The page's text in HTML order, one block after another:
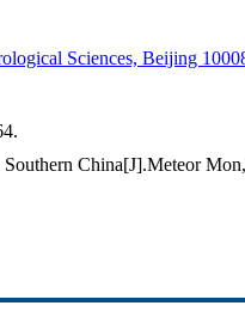
Sciences, Beijing
China[J].Meteor